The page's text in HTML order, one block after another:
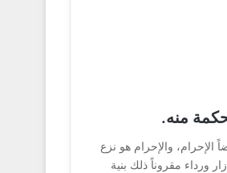
منه.
والإحرام هو نزع
ورداء مقروناً ذلك بنية